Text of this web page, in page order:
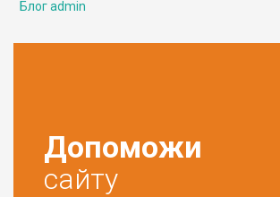
Блог admin
Допоможи
сайту